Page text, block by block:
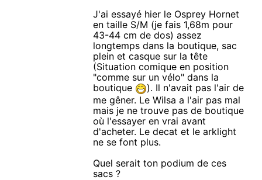
J'ai essayé hier le Osprey Hornet
en taille S/M (je fais 1,68m pour
43-44 cm de dos) assez
longtemps dans la boutique, sac
plein et casque sur la tête
(Situation comique en position
"comme sur un vélo" dans la
boutique
). Il n'avait pas l'air de
me gêner. Le Wilsa a l'air pas mal
mais je ne trouve pas de boutique
où l'essayer en vrai avant
d'acheter. Le decat et le arklight
ne se font plus.
Quel serait ton podium de ces
sacs ?